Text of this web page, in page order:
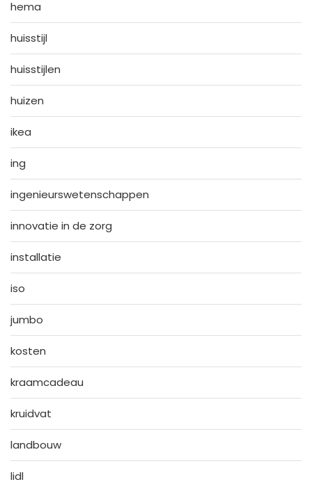
hema
huisstijl
huisstijlen
huizen
ikea
ing
ingenieurswetenschappen
innovatie in de zorg
installatie
iso
jumbo
kosten
kraamcadeau
kruidvat
landbouw
lidl